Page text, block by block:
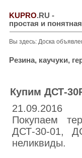
KUPRO.RU -
простая и
Вы здесь: Доска
Резина, каучуки,
Купим ДСТ-
21.09.2016
Покупаем
ДСТ-30-01,
неликвиды.